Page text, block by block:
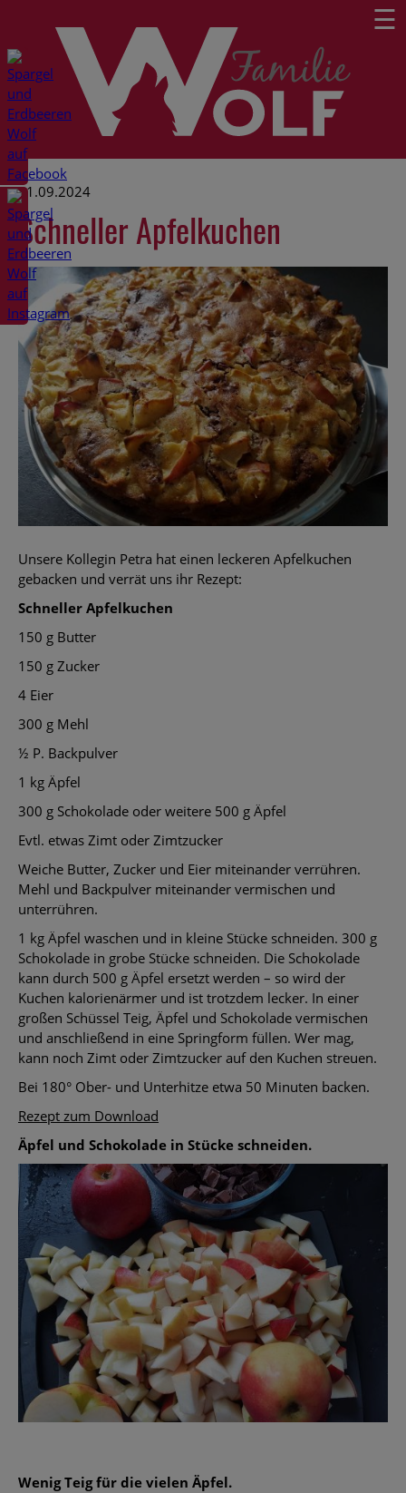
01.09.2024
Schneller Apfelkuchen
Unsere Kollegin Petra hat einen leckeren Apfelkuchen
gebacken und verrät uns ihr Rezept:
Schneller Apfelkuchen
150 g Butter
150 g Zucker
4 Eier
300 g Mehl
½ P. Backpulver
1 kg Äpfel
300 g Schokolade oder weitere 500 g Äpfel
Evtl. etwas Zimt oder Zimtzucker
Weiche Butter, Zucker und Eier miteinander verrühren.
Mehl und Backpulver miteinander vermischen und
unterrühren.
1 kg Äpfel waschen und in kleine Stücke schneiden. 300 g
Schokolade in grobe Stücke schneiden. Die Schokolade
kann durch 500 g Äpfel ersetzt werden – so wird der
Kuchen kalorienärmer und ist trotzdem lecker. In einer
großen Schüssel Teig, Äpfel und Schokolade vermischen
und anschließend in eine Springform füllen. Wer mag,
kann noch Zimt oder Zimtzucker auf den Kuchen streuen.
Bei 180° Ober- und Unterhitze etwa 50 Minuten backen.
Rezept zum Download
Äpfel und Schokolade in Stücke schneiden.
Wenig Teig für die vielen Äpfel.
☰